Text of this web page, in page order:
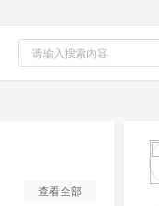
查看全部